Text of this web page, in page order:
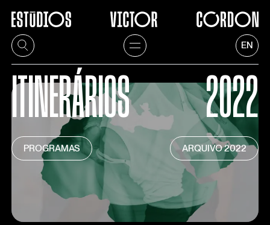
EN
ITINERÁRIOS 2022
PROGRAMAS ARQUIVO2022
1/12